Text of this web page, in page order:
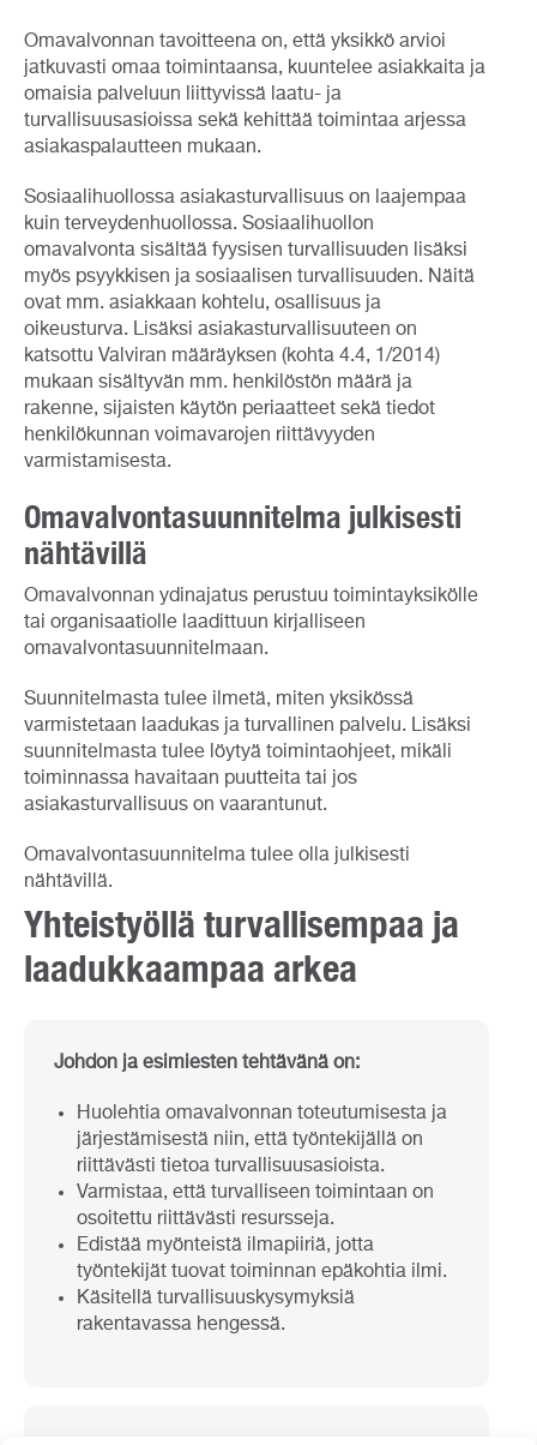
Omavalvonnan tavoitteena on, että yksikkö arvioi
jatkuvasti omaa toimintaansa, kuuntelee asiakkaita ja
omaisia palveluun liittyvissä laatu- ja
turvallisuusasioissa sekä kehittää toimintaa arjessa
asiakaspalautteen mukaan.
Sosiaalihuollossa asiakasturvallisuus on laajempaa
kuin terveydenhuollossa. Sosiaalihuollon
omavalvonta sisältää fyysisen turvallisuuden lisäksi
myös psyykkisen ja sosiaalisen turvallisuuden. Näitä
ovat mm. asiakkaan kohtelu, osallisuus ja
oikeusturva. Lisäksi asiakasturvallisuuteen on
katsottu Valviran määräyksen (kohta 4.4, 1/2014)
mukaan sisältyvän mm. henkilöstön määrä ja
rakenne, sijaisten käytön periaatteet sekä tiedot
henkilökunnan voimavarojen riittävyyden
varmistamisesta.
Omavalvontasuunnitelma julkisesti
nähtävillä
Omavalvonnan ydinajatus perustuu toimintayksikölle
tai organisaatiolle laadittuun kirjalliseen
omavalvontasuunnitelmaan.
Suunnitelmasta tulee ilmetä, miten yksikössä
varmistetaan laadukas ja turvallinen palvelu. Lisäksi
suunnitelmasta tulee löytyä toimintaohjeet, mikäli
toiminnassa havaitaan puutteita tai jos
asiakasturvallisuus on vaarantunut.
Omavalvontasuunnitelma tulee olla julkisesti
nähtävillä.
Yhteistyöllä turvallisempaa ja
laadukkaampaa arkea
Johdon ja esimiesten tehtävänä on:
Huolehtia omavalvonnan toteutumisesta ja
järjestämisestä niin, että työntekijällä on
riittävästi tietoa turvallisuusasioista.
Varmistaa, että turvalliseen toimintaan on
osoitettu riittävästi resursseja.
Edistää myönteistä ilmapiiriä, jotta
työntekijät tuovat toiminnan epäkohtia ilmi.
Käsitellä turvallisuuskysymyksiä
rakentavassa hengessä.